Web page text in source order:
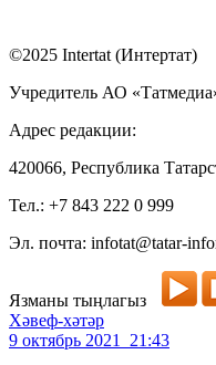
©2025 Intertat (Интертат)
Учредитель АО
Адрес редакции:
420066, Республика
Тел.: +7 843 222 0 999
Эл. почта: infotat@tatar-
Язманы тыңлагыз
Хәвеф-хәтәр
9 октябрь 2021 21:43